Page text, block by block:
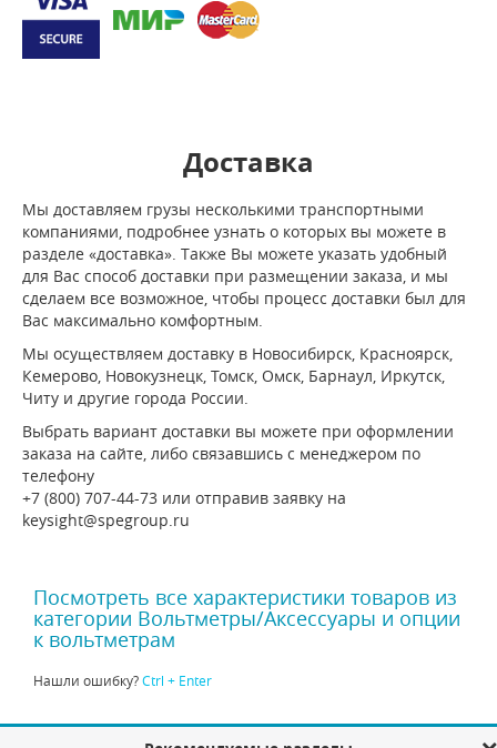
Доставка
Мы доставляем грузы несколькими транспортными
компаниями, подробнее узнать о которых вы можете в
разделе «доставка». Также Вы можете указать удобный
для Вас способ доставки при размещении заказа, и мы
сделаем все возможное, чтобы процесс доставки был для
Вас максимально комфортным.
Мы осуществляем доставку в Новосибирск, Красноярск,
Кемерово, Новокузнецк, Томск, Омск, Барнаул, Иркутск,
Читу и другие города России.
Выбрать вариант доставки вы можете при оформлении
заказа на сайте, либо связавшись с менеджером по
телефону
+7 (800) 707-44-73 или отправив заявку на
keysight@spegroup.ru
Посмотреть все характеристики товаров из
категории Вольтметры/Аксессуары и опции
к вольтметрам
Нашли ошибку?Ctrl + Enter